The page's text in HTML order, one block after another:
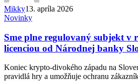
Mikky13. apríla 2026
Sme
regulovaný
subjekt
v
MiCA
Novinky
Sme plne regulovaný subjekt v
licenciou od Národnej banky
Koniec krypto-divokého západu na
pravidlá hry a umožňuje ochranu